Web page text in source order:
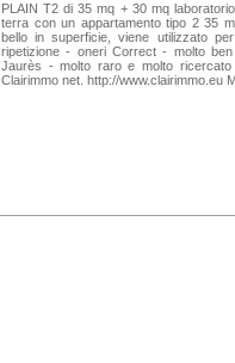
PLAIN T2 di 35 mq + 30 mq
terra con un appartamento tipo 2 35
bello in superficie, viene utilizzato
ripetizione - oneri Correct - molto
Jaurès - molto raro e molto ricercato
Clairimmo net. http://www.clairimmo.eu